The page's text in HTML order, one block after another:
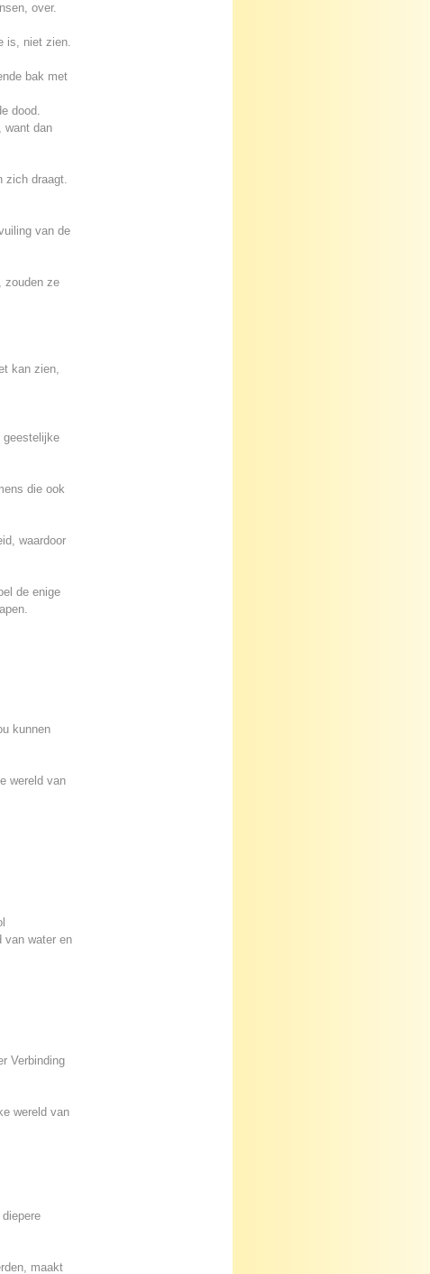
over.
is, niet zien.
bak met
dood.
want dan
zich draagt.
van de
zouden ze
kan zien,
geestelijke
die ook
waardoor
de enige
kunnen
wereld van
van water en
Verbinding
wereld van
maakt